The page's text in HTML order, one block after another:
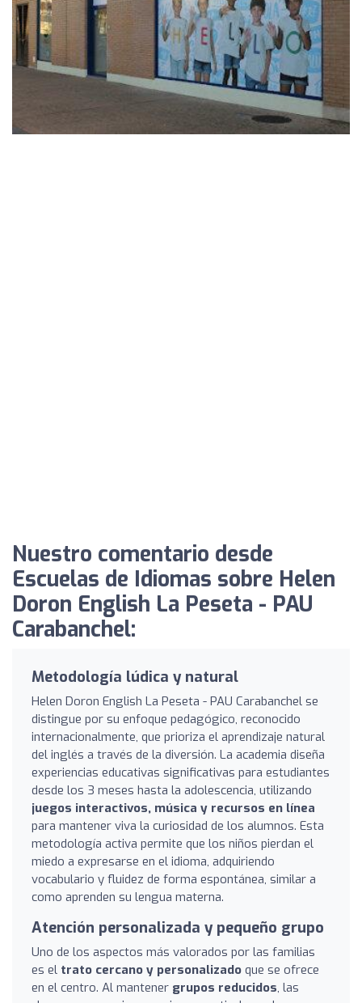
Nuestro comentario desde
Escuelas de Idiomas sobre Helen
Doron English La Peseta - PAU
Carabanchel:
Metodología lúdica y natural
Helen Doron English La Peseta - PAU Carabanchel se
distingue por su enfoque pedagógico, reconocido
internacionalmente, que prioriza el aprendizaje natural
del inglés a través de la diversión. La academia diseña
experiencias educativas significativas para estudiantes
desde los 3 meses hasta la adolescencia, utilizando
juegos interactivos, música y recursos en línea
para mantener viva la curiosidad de los alumnos. Esta
metodología activa permite que los niños pierdan el
miedo a expresarse en el idioma, adquiriendo
vocabulario y fluidez de forma espontánea, similar a
como aprenden su lengua materna.
Atención personalizada y pequeño grupo
Uno de los aspectos más valorados por las familias
es el trato cercano y personalizado que se ofrece
en el centro. Al mantener grupos reducidos, las